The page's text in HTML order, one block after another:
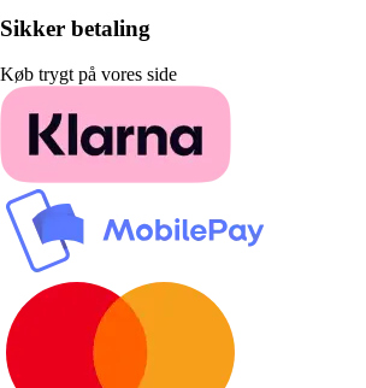
Sikker betaling
Køb trygt på vores side